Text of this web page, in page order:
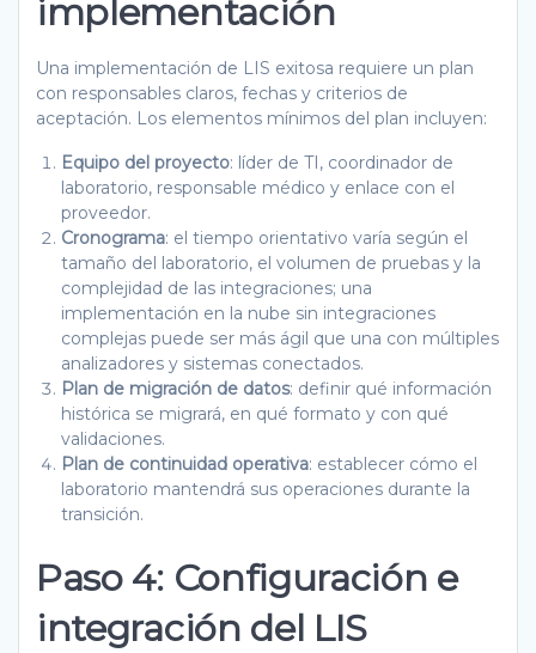
implementación
Una implementación de LIS exitosa requiere un plan
con responsables claros, fechas y criterios de
aceptación. Los elementos mínimos del plan incluyen:
Equipo del proyecto: líder de TI, coordinador de
laboratorio, responsable médico y enlace con el
proveedor.
Cronograma: el tiempo orientativo varía según el
tamaño del laboratorio, el volumen de pruebas y la
complejidad de las integraciones; una
implementación en la nube sin integraciones
complejas puede ser más ágil que una con múltiples
analizadores y sistemas conectados.
Plan de migración de datos: definir qué información
histórica se migrará, en qué formato y con qué
validaciones.
Plan de continuidad operativa: establecer cómo el
laboratorio mantendrá sus operaciones durante la
transición.
Paso 4: Configuración e
integración del LIS